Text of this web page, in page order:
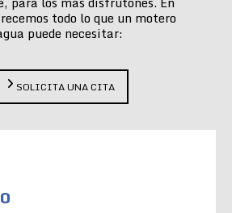
todo lo que un motero
puede necesitar:
SOLICITA UNA CITA